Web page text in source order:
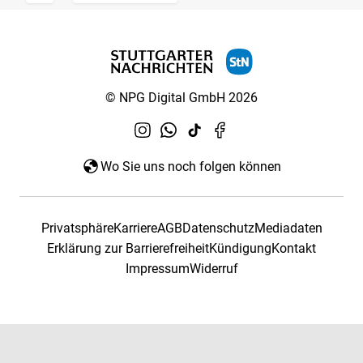
© NPG Digital GmbH 2026
Wo Sie uns noch folgen können
PrivatsphäreKarriereAGBDatenschutzMediadaten
Erklärung zur BarrierefreiheitKündigungKontakt
ImpressumWiderruf